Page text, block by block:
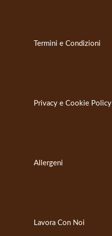
Termini e Condizioni
Privacy e Cookie Policy
Allergeni
Lavora Con Noi